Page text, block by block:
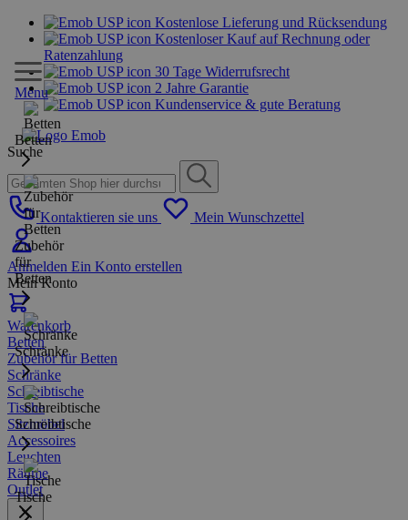
Kostenlose Lieferung und Rücksendung
Kostenloser Kauf auf Rechnung oder
Ratenzahlung
30 Tage Widerrufsrecht
2 Jahre Garantie
Kundenservice & gute Beratung
Suche
Kontaktieren sie uns Mein Wunschzettel
Anmelden Ein Konto erstellen
Mein Konto
Warenkorb
Menu
Betten
Zubehör
für
Betten
Schränke
Schreibtische
Tische
Betten
Zubehör für Betten
Schränke
Schreibtische
Tische
Sitzmöbel
Accessoires
Leuchten
Räume
Outlet